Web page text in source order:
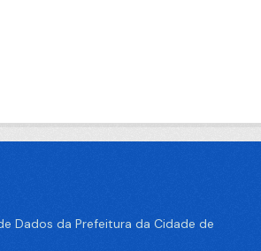
Dados da Prefeitura da Cidade de